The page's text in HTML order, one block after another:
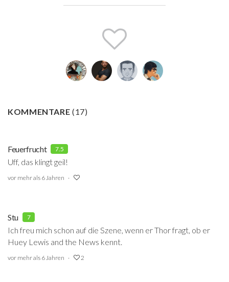
KOMMENTARE(17)
Feuerfrucht 7.5
Uff, das klingt geil!
vor mehr als 6 Jahren
Stu 7
Ich freu mich schon auf die Szene, wenn er Thor fragt, ob er
Huey Lewis and the News kennt.
vor mehr als 6 Jahren 2